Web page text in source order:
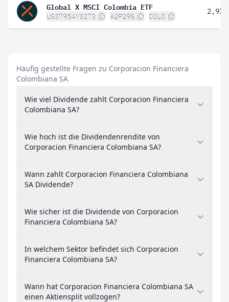
Global X MSCI Colombia ETF
US37954Y3273 A2P29S COLO
2,93
Häufig gestellte Fragen zu Corporacion Financiera
Colombiana SA
Wie viel Dividende zahlt Corporacion Financiera
Colombiana SA?
Wie hoch ist die Dividendenrendite von
Corporacion Financiera Colombiana SA?
Wann zahlt Corporacion Financiera Colombiana
SA Dividende?
Wie sicher ist die Dividende von Corporacion
Financiera Colombiana SA?
In welchem Sektor befindet sich Corporacion
Financiera Colombiana SA?
Wann hat Corporacion Financiera Colombiana SA
einen Aktiensplit vollzogen?